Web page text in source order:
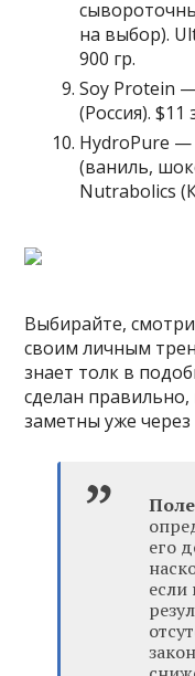
на выбор).
900 гр.
Soy Protein
(Россия). $11
HydroPure —
(ваниль,
Nutrabolics
Выбирайте,
своим личным
знает толк в
сделан
заметны уже через
его
если